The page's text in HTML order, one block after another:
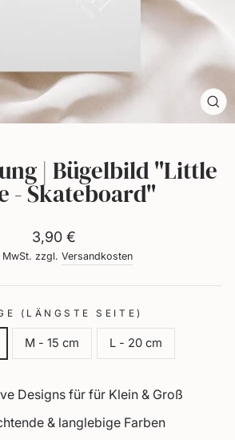
| Bügelbild "Little
- Skateboard"
Normaler
Preis
3,90 €
MwSt. zzgl. Versandkosten
(LÄNGSTE SEITE)
M - 15 cm L - 20 cm
Designs für für Klein & Groß
& langlebige Farben